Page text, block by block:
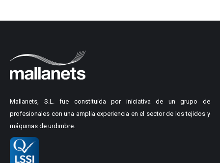
Mallanets, S.L. fue constituida por iniciativa de un grupo de
profesionales con una amplia experiencia en el sector de los tejidos y
máquinas de urdimbre.